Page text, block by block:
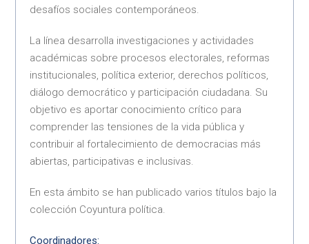
desafíos sociales contemporáneos.
La línea desarrolla investigaciones y actividades
académicas sobre procesos electorales, reformas
institucionales, política exterior, derechos políticos,
diálogo democrático y participación ciudadana. Su
objetivo es aportar conocimiento crítico para
comprender las tensiones de la vida pública y
contribuir al fortalecimiento de democracias más
abiertas, participativas e inclusivas.
En esta ámbito se han publicado varios títulos bajo la
colección Coyuntura política.
Coordinadores: